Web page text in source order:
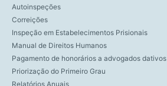
Autoinspeções
Correições
Inspeção em Estabelecimentos Prisionais
Manual de Direitos Humanos
Pagamento de honorários a advogados dativos
Priorização do Primeiro Grau
Relatórios Anuais